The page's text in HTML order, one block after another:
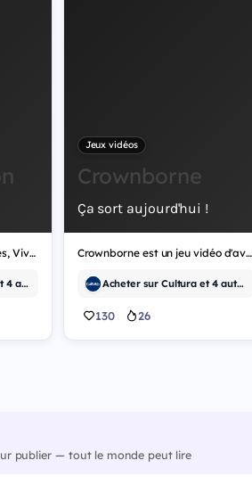
Développé par Fdots Games, Vivid Intrusion est un jeu vidéo de tir.
Acheter sur Cdiscount et 4 autres
Jeux vidéos
Crownborne
Ça sort aujourd'hui !
Crownborne est un jeu vidéo d'aventure.
Acheter sur Cultura et 4 autres
130 26
publier — tout le monde peut lire